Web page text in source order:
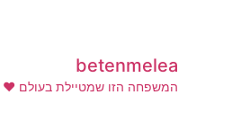
betenmelea
המשפחה הזו שמטיילת בעולם ❤️